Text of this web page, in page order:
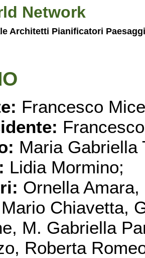
Architetti Pianificatori
Francesco
Maria Gabriella
Lidia Mormino;
Ornella
Chiavetta,
M. Gabriella
Roberta